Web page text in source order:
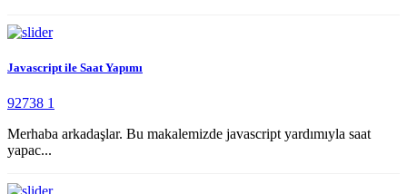
Javascript ile Saat Yapımı
92738 1
Merhaba arkadaşlar. Bu makalemizde javascript yardımıyla saat
yapac...